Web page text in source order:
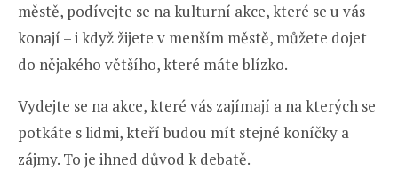
městě, podívejte se na kulturní akce, které se u vás
konají – i když žijete v menším městě, můžete dojet
do nějakého většího, které máte blízko.
Vydejte se na akce, které vás zajímají a na kterých se
potkáte s lidmi, kteří budou mít stejné koníčky a
zájmy. To je ihned důvod k debatě.